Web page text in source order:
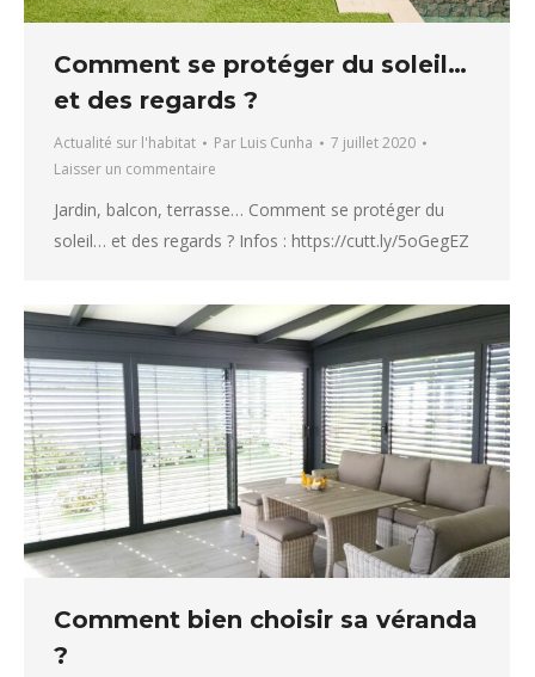
Comment se protéger du soleil…
et des regards ?
Actualité sur l'habitat Par Luis Cunha
7 juillet 2020
Laisser un commentaire
Jardin, balcon, terrasse… Comment se protéger du
soleil… et des regards ? Infos : https://cutt.ly/5oGegEZ
Comment bien choisir sa véranda
?